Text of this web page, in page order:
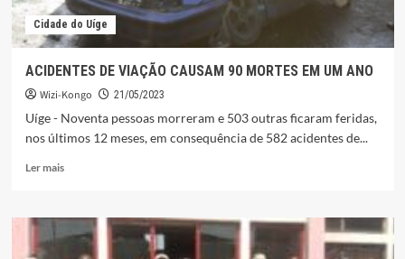
Cidade do Uíge
ACIDENTES DE VIAÇÃO CAUSAM 90 MORTES EM UM ANO
Wizi-Kongo 21/05/2023
Uíge - Noventa pessoas morreram e 503 outras ficaram feridas,
nos últimos 12 meses, em consequência de 582 acidentes de...
Ler maisLeia
ACIDENTES
DE
VIAÇÃO